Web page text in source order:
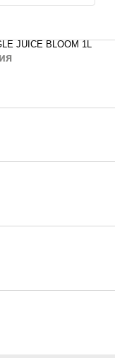
JUICE BLOOM 1L